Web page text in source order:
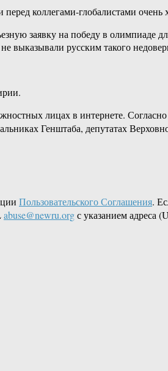
коллегами-глобалистами очень
заявку на победу в олимпиаде
выказывали русским такого
лицах в интернете. Согласно
Генштаба, депутатах
Пользовательского Соглашения.
abuse@newru.orgс указанием адреса